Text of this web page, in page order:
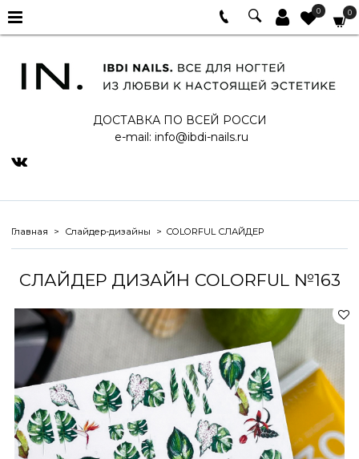
0 0
ДОСТАВКА ПО ВСЕЙ РОССИ
e-mail: info@ibdi-nails.ru
Главная Слайдер-дизайны COLORFUL СЛАЙДЕР
СЛАЙДЕР ДИЗАЙН COLORFUL №163